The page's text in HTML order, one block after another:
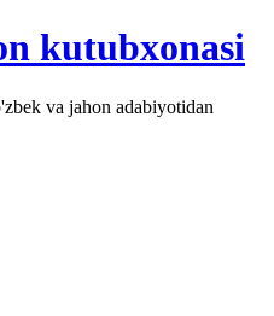
va jahon adabiyotidan